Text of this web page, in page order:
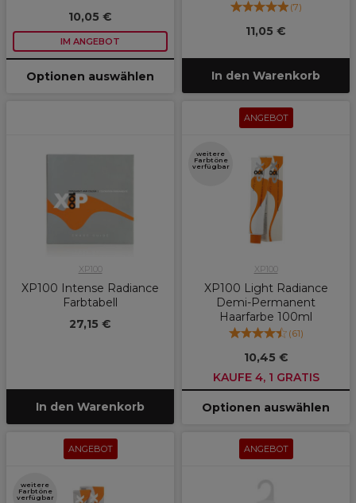
10,05 €
IM ANGEBOT
Optionen auswählen
(7)
11,05 €
In den Warenkorb
XP100
XP100 Intense Radiance
Farbtabell
27,15 €
In den Warenkorb
ANGEBOT
weitere
Farbtöne
verfügbar
XP100
XP100 Light Radiance
Demi-Permanent
Haarfarbe 100ml
(61)
10,45 €
KAUFE 4, 1 GRATIS
Optionen auswählen
ANGEBOT
weitere
Farbtöne
verfügbar
ANGEBOT